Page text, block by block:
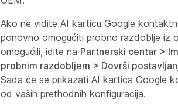
Ako ne vidite AI karticu Google
ponovno omogućiti probno razdoblje iz
omogućili, idite na Partnerski centar >
probnim razdobljem > Dovrši
Sada će se prikazati AI kartica Google
od vaših prethodnih konfiguracija.